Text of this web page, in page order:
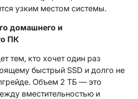
узким местом системы.
домашнего и
ПК
тем, кто хочет один раз
быстрый SSD и долго не
Объем 2 ТБ — это
вместительностью и